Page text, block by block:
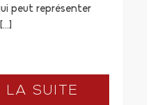
peut représenter
LA SUITE